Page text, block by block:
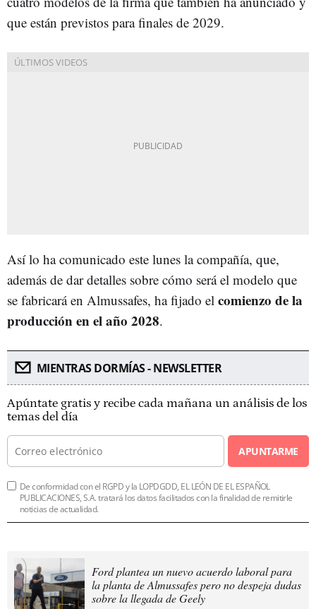
que están previstos para finales de 2029.
Así lo ha comunicado este lunes la compañía, que,
además de dar detalles sobre cómo será el modelo que
se fabricará en Almussafes, ha fijado el comienzo de la
producción en el año 2028.
MIENTRAS DORMÍAS - NEWSLETTER
Apúntate gratis y recibe cada mañana un análisis de los
temas del día
APUNTARME
De conformidad con el RGPD y la LOPDGDD, EL LEÓN DE EL ESPAÑOL
PUBLICACIONES, S.A. tratará los datos facilitados con la finalidad de remitirle
noticias de actualidad.
Ford plantea un nuevo acuerdo laboral para
la planta de Almussafes pero no despeja dudas
sobre la llegada de Geely